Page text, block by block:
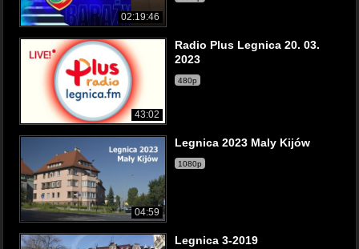
02:19:46
43:02
Radio Plus Legnica 20. 03.
2023
480p
04:59
Legnica 2023 Maly Kijów
1080p
Legnica 3-2019